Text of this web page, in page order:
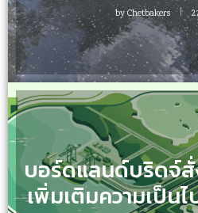
byChetbakers
บอร์ดแลนด์บริดจ์
เพิ่มเติมความเป็น